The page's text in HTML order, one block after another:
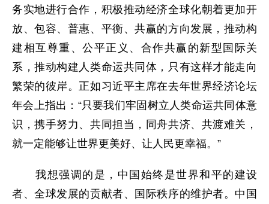
务实地进行合作，积极推动经济全球化朝着更加开
放、包容、普惠、平衡、共赢的方向发展，推动构
建相互尊重、公平正义、合作共赢的新型国际关
系，推动构建人类命运共同体，只有这样才能走向
繁荣的彼岸。正如习近平主席在去年世界经济论坛
年会上指出：“只要我们牢固树立人类命运共同体意
识，携手努力、共同担当，同舟共济、共渡难关，
就一定能够让世界更美好、让人民更幸福。”
我想强调的是，中国始终是世界和平的建设
者、全球发展的贡献者、国际秩序的维护者。中国